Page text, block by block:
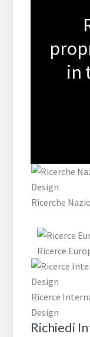
in
Ricerche
Ricerce
Ricerce
Design
Richiedi